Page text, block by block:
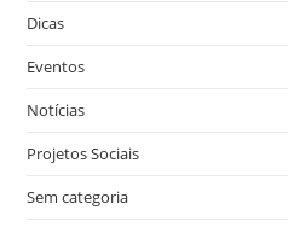
Dicas
Eventos
Notícias
Projetos Sociais
Sem categoria